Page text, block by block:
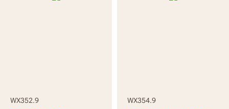
WX352.9 WX354.9